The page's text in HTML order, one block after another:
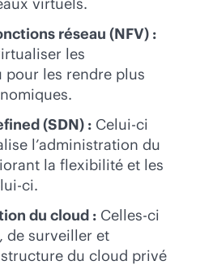
réseau (NFV) :
les
pour les rendre plus
(SDN) : Celui-ci
l’administration du
la flexibilité et les
ci.
du cloud : Celles-ci
de surveiller et
du cloud privé